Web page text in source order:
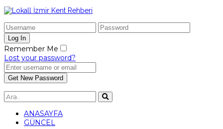
Remember Me
Lost your password?
ANASAYFA
GÜNCEL